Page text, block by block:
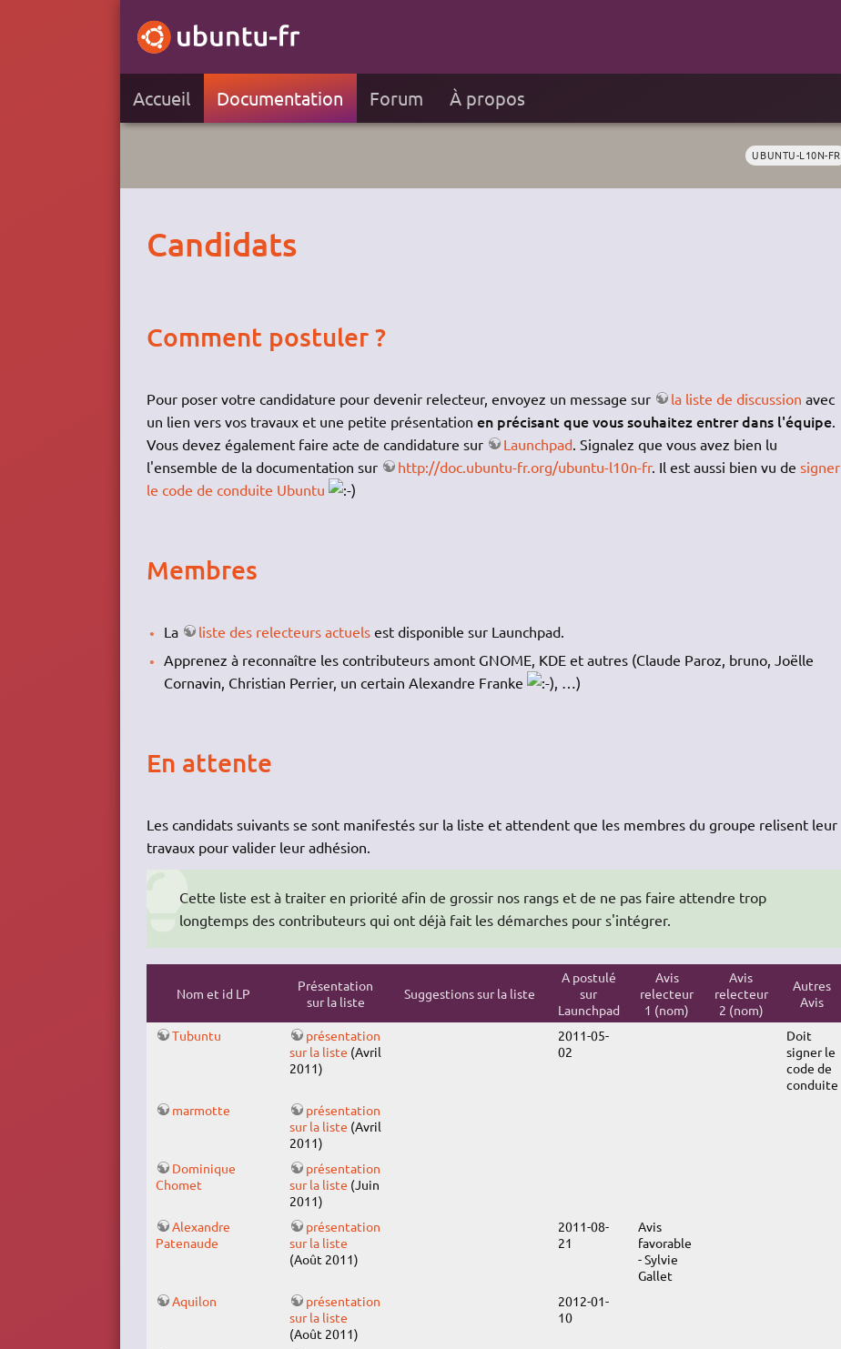
Accueil Documentation Forum À propos
UBUNTU-L10N-FR
Candidats
Comment postuler ?
Pour poser votre candidature pour devenir relecteur, envoyez un message sur la liste de discussion avec
un lien vers vos travaux et une petite présentation en précisant que vous souhaitez entrer dans l'équipe.
Vous devez également faire acte de candidature sur
Launchpad. Signalez que vous avez bien lu
l'ensemble de la documentation sur
http://doc.ubuntu-fr.org/ubuntu-l10n-fr. Il est aussi bien vu de signer
le code de conduite Ubuntu
Membres
La liste des relecteurs actuels est disponible sur Launchpad.
Apprenez à reconnaître les contributeurs amont GNOME, KDE et autres (Claude Paroz, bruno, Joëlle
Cornavin, Christian Perrier, un certain Alexandre Franke
, …)
En attente
Les candidats suivants se sont manifestés sur la liste et attendent que les membres du groupe relisent leur
travaux pour valider leur adhésion.
Cette liste est à traiter en priorité afin de grossir nos rangs et de ne pas faire attendre trop
longtemps des contributeurs qui ont déjà fait les démarches pour s'intégrer.
Nom et id LP
Présentation
sur la liste
Suggestions sur la liste
A postulé
sur
Launchpad
Avis
relecteur
1 (nom)
Avis
relecteur
2 (nom)
Autres
Avis
Tubuntu
présentation
sur la liste (Avril
2011)
2011-05-
02
Doit
signer le
code de
conduite
marmotte
présentation
sur la liste (Avril
2011)
Dominique
Chomet
présentation
sur la liste (Juin
2011)
Alexandre
Patenaude
présentation
sur la liste
(Août 2011)
2011-08-
21
Avis
favorable
- Sylvie
Gallet
Aquilon
présentation
sur la liste
(Août 2011)
2012-01-
10